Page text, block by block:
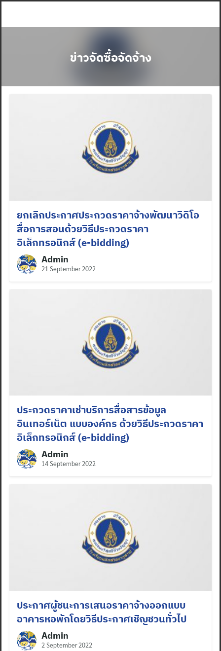
ข่าวจัดซื้อจัดจ้าง
ยกเลิกประกาศประกวดราคาจ้างพัฒนาวิดิโอ
สื่อการสอนด้วยวิธีประกวดราคา
อิเล็กทรอนิกส์ (e-bidding)
Admin
21 September 2022
ประกวดราคาเช่าบริการสื่อสารข้อมูล
อินเทอร์เน็ต แบบองค์กร ด้วยวิธีประกวดราคา
อิเล็กทรอนิกส์ (e-bidding)
Admin
14 September 2022
ประกาศผู้ชนะการเสนอราคาจ้างออกแบบ
อาคารหอพักโดยวิธีประกาศเชิญชวนทั่วไป
Admin
2 September 2022